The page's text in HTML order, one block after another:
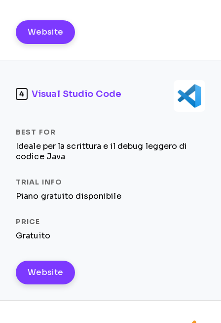
Website
4 Visual Studio Code
Ideale per la scrittura e il debug leggero di
codice Java
Piano gratuito disponibile
Gratuito
Website